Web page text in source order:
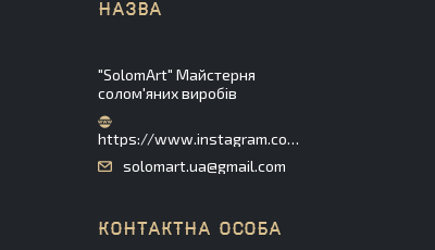
"SolomArt" Майстерня
солом'яних виробів
https://www.instagram.com/solomart_ua/
solomart.ua@gmail.com